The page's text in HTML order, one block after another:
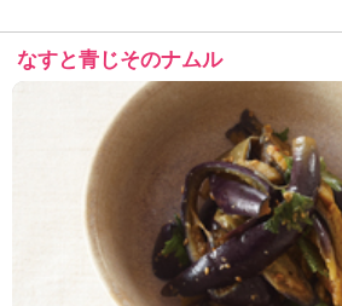
ん
な
の
き
ょ
う
の
料
なすと青じそのナムル